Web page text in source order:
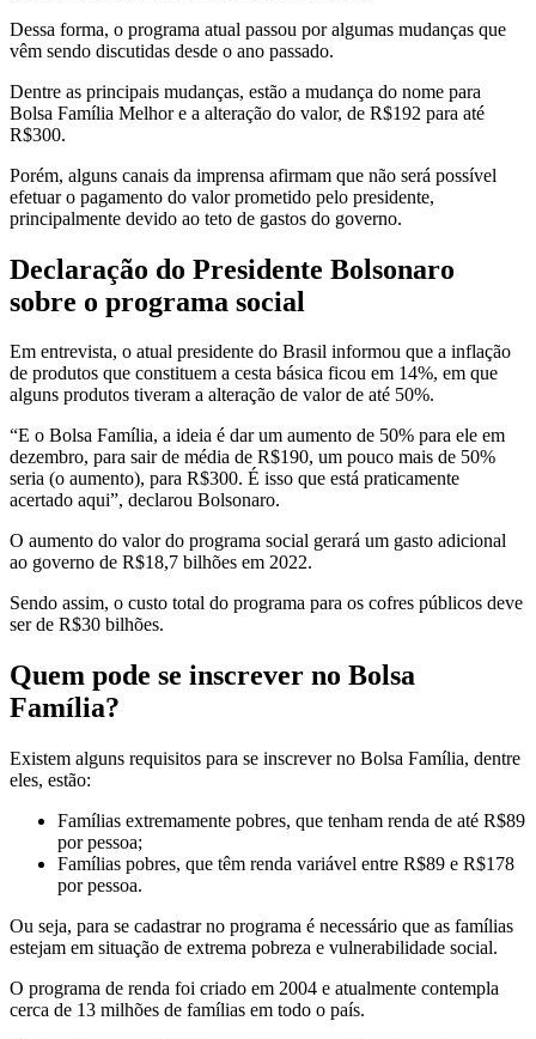
Dessa forma, o programa atual passou por algumas mudanças que
vêm sendo discutidas desde o ano passado.
Dentre as principais mudanças, estão a mudança do nome para
Bolsa Família Melhor e a alteração do valor, de R$192 para até
R$300.
Porém, alguns canais da imprensa afirmam que não será possível
efetuar o pagamento do valor prometido pelo presidente,
principalmente devido ao teto de gastos do governo.
Declaração do Presidente Bolsonaro
sobre o programa social
Em entrevista, o atual presidente do Brasil informou que a inflação
de produtos que constituem a cesta básica ficou em 14%, em que
alguns produtos tiveram a alteração de valor de até 50%.
“E o Bolsa Família, a ideia é dar um aumento de 50% para ele em
dezembro, para sair de média de R$190, um pouco mais de 50%
seria (o aumento), para R$300. É isso que está praticamente
acertado aqui”, declarou Bolsonaro.
O aumento do valor do programa social gerará um gasto adicional
ao governo de R$18,7 bilhões em 2022.
Sendo assim, o custo total do programa para os cofres públicos deve
ser de R$30 bilhões.
Quem pode se inscrever no Bolsa
Família?
Existem alguns requisitos para se inscrever no Bolsa Família, dentre
eles, estão:
Famílias extremamente pobres, que tenham renda de até R$89
por pessoa;
Famílias pobres, que têm renda variável entre R$89 e R$178
por pessoa.
Ou seja, para se cadastrar no programa é necessário que as famílias
estejam em situação de extrema pobreza e vulnerabilidade social.
O programa de renda foi criado em 2004 e atualmente contempla
cerca de 13 milhões de famílias em todo o país.